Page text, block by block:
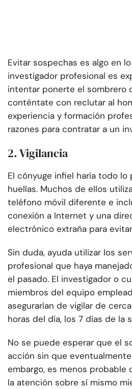
Evitar sospechas es algo en
investigador profesional es
intentar ponerte el sombrero
conténtate con reclutar al
experiencia y formación
razones para contratar a un
2. Vigilancia
El cónyuge infiel haría todo lo
huellas. Muchos de ellos
teléfono móvil diferente e
conexión a Internet y una
electrónico extraña para
Sin duda, ayuda utilizar los
profesional que haya
el pasado. El investigador o
miembros del equipo
asegurarían de vigilar de
horas del día, los 7 días de la
No se puede esperar que el
acción sin que
embargo, es menos probable
la atención sobre sí mismo